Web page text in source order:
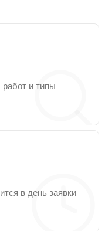
и типы
в день заявки